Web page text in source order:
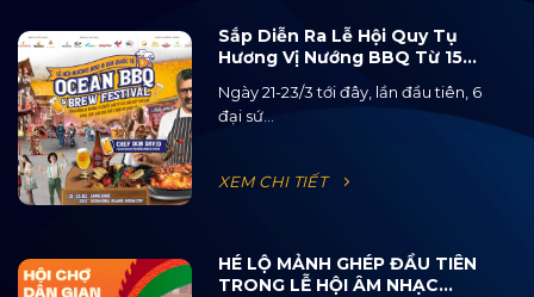
Sắp Diễn Ra Lễ Hội Quy Tụ
Hương Vị Nướng BBQ Từ 15
Quốc Gia Và 120 Loại Bia Thủ
Công
Ngày 21-23/3 tới đây, lần đầu tiên, 6
đại sứ...
XEM CHI TIẾT
HÉ LỘ MẢNH GHÉP ĐẦU TIÊN
TRONG LỄ HỘI ÂM NHẠC